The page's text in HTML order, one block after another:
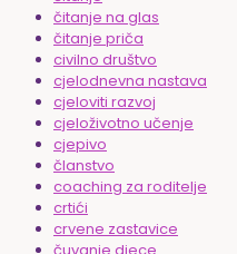
čitanje na glas
čitanje priča
civilno društvo
cjelodnevna nastava
cjeloviti razvoj
cjeloživotno učenje
cjepivo
članstvo
coaching za roditelje
crtići
crvene zastavice